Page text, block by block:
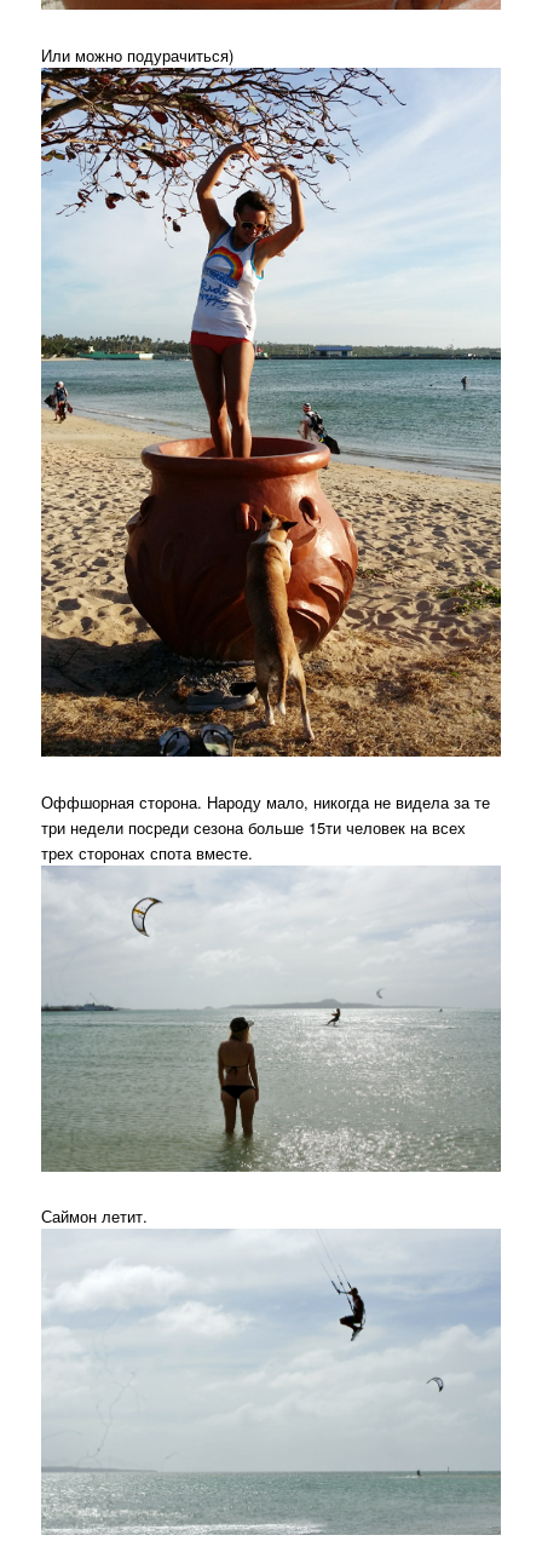
Или можно подурачиться)
Оффшорная сторона. Народу мало, никогда не видела за те
три недели посреди сезона больше 15ти человек на всех
трех сторонах спота вместе.
Саймон летит.